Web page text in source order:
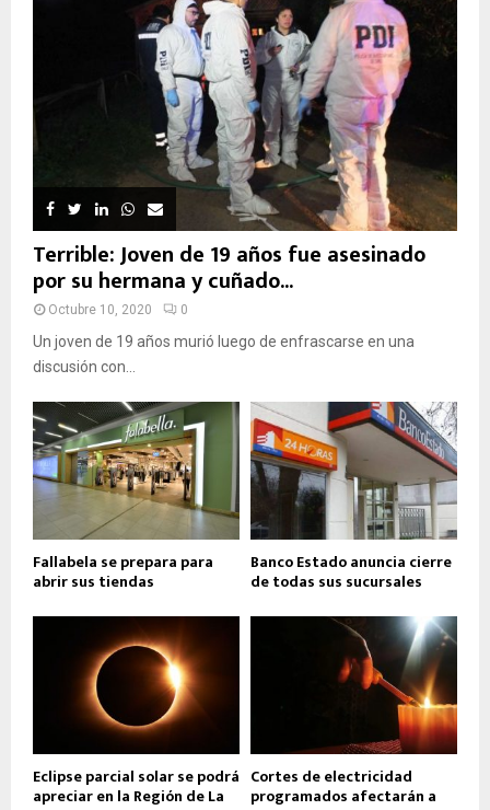
Terrible: Joven de 19 años fue asesinado
por su hermana y cuñado...
Octubre 10, 2020 0
Un joven de 19 años murió luego de enfrascarse en una
discusión con...
Fallabela se prepara para
abrir sus tiendas
Banco Estado anuncia cierre
de todas sus sucursales
Eclipse parcial solar se podrá
apreciar en la Región de La
Cortes de electricidad
programados afectarán a